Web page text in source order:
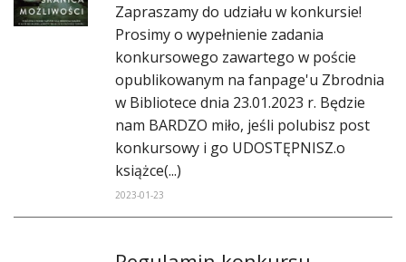
DO CZYTANIA
NA EKRANIE
Zapraszamy do udziału w konkursie!
Prosimy o wypełnienie zadania
konkursowego zawartego w poście
opublikowanym na fanpage'u Zbrodnia
w Bibliotece dnia 23.01.2023 r. Będzie
nam BARDZO miło, jeśli polubisz post
konkursowy i go UDOSTĘPNISZ.o
książce(...)
2023-01-23